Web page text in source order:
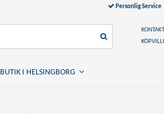
Personlig Service
BUTIK I HELSINGBORG